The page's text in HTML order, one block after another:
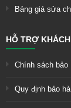
Bảng giá sửa
HỖ TRỢ
Chính sách bảo
Quy định bảo